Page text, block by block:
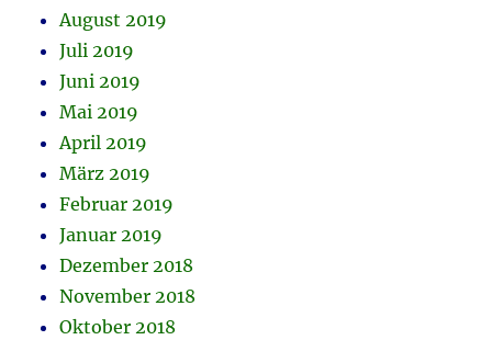
August 2019
Juli 2019
Juni 2019
Mai 2019
April 2019
März 2019
Februar 2019
Januar 2019
Dezember 2018
November 2018
Oktober 2018